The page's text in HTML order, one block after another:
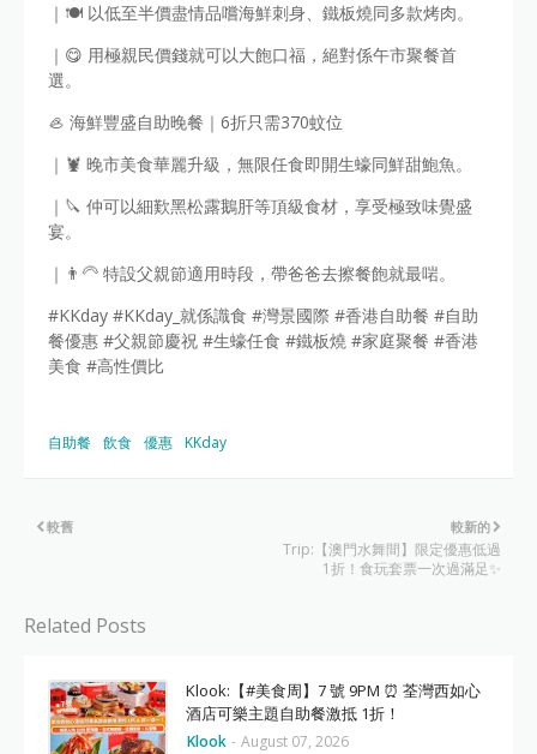
｜🍽️ 以低至半價盡情品嚐海鮮刺身、鐵板燒同多款烤肉。
｜😋 用極親民價錢就可以大飽口福，絕對係午市聚餐首
選。
🦪 海鮮豐盛自助晚餐｜6折只需370蚊位
｜🦞 晚市美食華麗升級，無限任食即開生蠔同鮮甜鮑魚。
｜🔪 仲可以細歎黑松露鵝肝等頂級食材，享受極致味覺盛
宴。
｜👨‍🦳 特設父親節適用時段，帶爸爸去擦餐飽就最啱。
#KKday #KKday_就係識食 #灣景國際 #香港自助餐 #自助
餐優惠 #父親節慶祝 #生蠔任食 #鐵板燒 #家庭聚餐 #香港
美食 #高性價比
自助餐 飲食 優惠 KKday
較新的
Trip:【澳門水舞間】限定優惠低過
1折！食玩套票一次過滿足✨
較舊
Related Posts
Klook:【#美食周】7 號 9PM ⏰ 荃灣西如心
酒店可樂主題自助餐激抵 1折！
Klook - August 07, 2026